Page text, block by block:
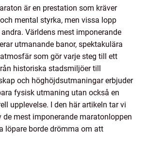
är en prestation som kräver
mental styrka, men vissa lopp
Världens mest imponerande
utmanande banor, spektakulära
som gör varje steg till ett
historiska stadsmiljöer till
och höghöjdsutmaningar erbjuder
fysisk utmaning utan också en
upplevelse. I den här artikeln tar vi
de mest imponerande maratonloppen
löpare borde drömma om att